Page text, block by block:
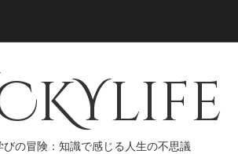
びの冒険：知識で感じる人生の不思議